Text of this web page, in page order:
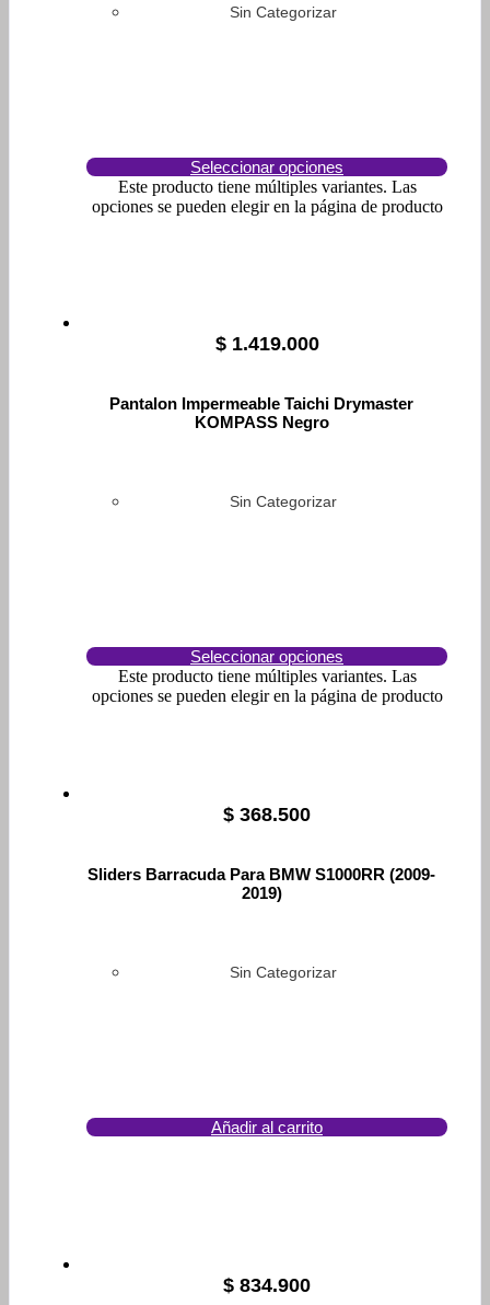
Sin Categorizar
Seleccionar opciones
Este producto tiene múltiples variantes. Las
opciones se pueden elegir en la página de producto
$1.419.000
Pantalon Impermeable Taichi Drymaster
KOMPASS Negro
Sin Categorizar
Seleccionar opciones
Este producto tiene múltiples variantes. Las
opciones se pueden elegir en la página de producto
$ 368.500
Sliders Barracuda Para BMW S1000RR (2009-
2019)
Sin Categorizar
Añadir al carrito
$ 834.900